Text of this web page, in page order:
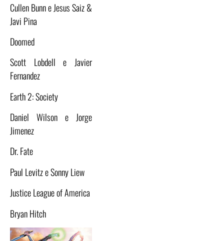
Cullen Bunn e Jesus Saiz &
Javi Pina
Doomed
Scott Lobdell e Javier
Fernandez
Earth 2: Society
Daniel Wilson e Jorge
Jimenez
Dr. Fate
Paul Levitz e Sonny Liew
Justice League of America
Bryan Hitch